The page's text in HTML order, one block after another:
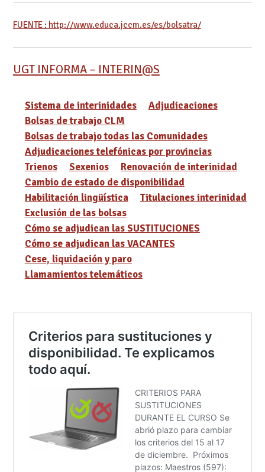
FUENTE : http://www.educa.jccm.es/es/bolsatra/
UGT INFORMA – INTERIN@S
Sistema de interinidades
Adjudicaciones
Bolsas de trabajo CLM
Bolsas de trabajo todas las Comunidades
Adjudicaciones telefónicas por provincias
Trienos
Sexenios
Renovación de interinidad
Cambio de estado de disponibilidad
Habilitación lingüística
Titulaciones interinidad
Exclusión de las bolsas
Cómo se adjudican las SUSTITUCIONES
Cómo se adjudican las VACANTES
Cese, liquidación y paro
Llamamientos telemáticos